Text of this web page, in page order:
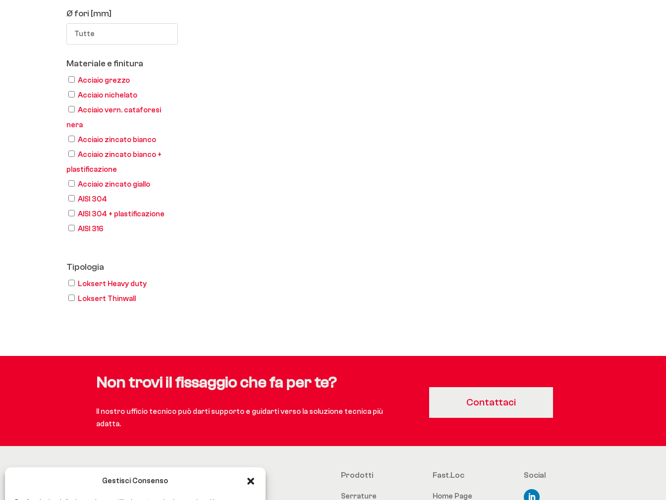
Gestisci Consenso
Ø fori [mm]
Tutte
Materiale e finitura
Acciaio grezzo
Acciaio nichelato
Acciaio vern. cataforesi
nera
Acciaio zincato bianco
Acciaio zincato bianco +
plastificazione
Acciaio zincato giallo
AISI 304
AISI 304 + plastificazione
AISI 316
Tipologia
Loksert Heavy duty
Loksert Thinwall
Non trovi il fissaggio che fa per te?
Il nostro ufficio tecnico può darti supporto e guidarti verso la soluzione tecnica più
adatta.
Contattaci
Prodotti
Serrature
Fast.Loc
Home Page
Social